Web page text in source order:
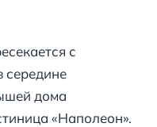
с
середине
дома
«Наполеон».